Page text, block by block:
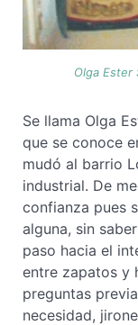
Olga Ester
Se llama Olga
que se conoce
mudó al barrio
industrial. De
confianza pues
alguna, sin
paso hacia el
entre zapatos y
preguntas
necesidad,